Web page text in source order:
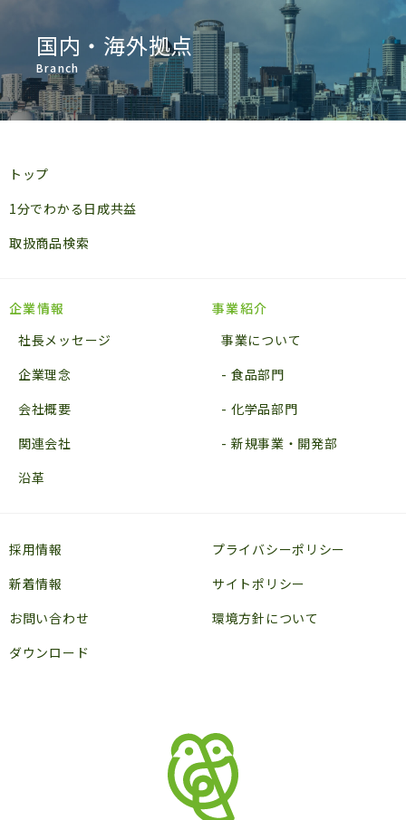
国内・海外拠点
Branch
トップ
1分でわかる日成共益
取扱商品検索
企業情報
社長メッセージ
企業理念
会社概要
関連会社
沿革
事業紹介
事業について
食品部門
化学品部門
新規事業・開発部
採用情報
新着情報
お問い合わせ
ダウンロード
プライバシーポリシー
サイトポリシー
環境方針について